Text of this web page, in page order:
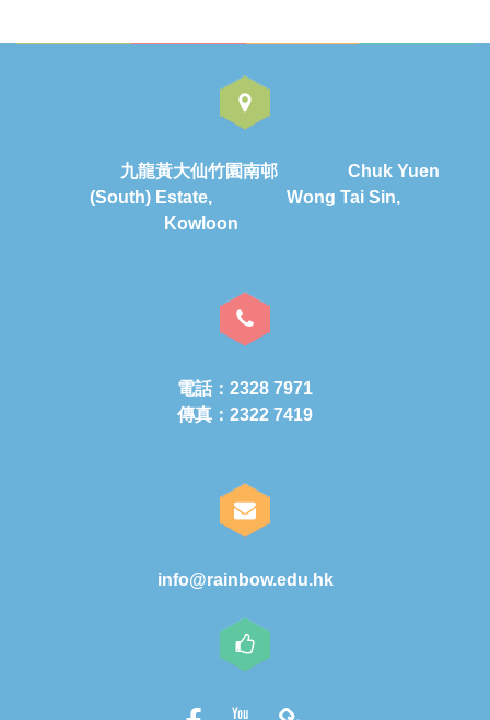
九龍黃大仙竹園南邨 Chuk Yuen
(South) Estate, Wong Tai Sin,
Kowloon
電話：2328 7971
傳真：2322 7419
info@rainbow.edu.hk